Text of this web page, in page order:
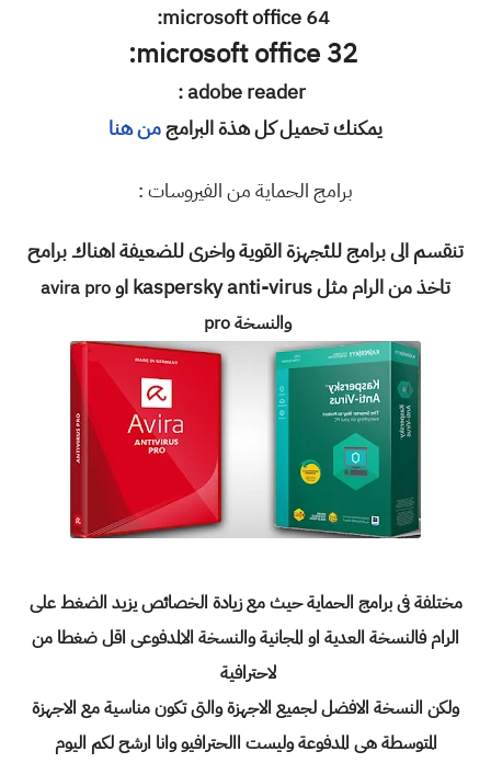
:
32 microsoft office
:
adobe reader
:
يمكنك تحميل كل هذة البرامجمن هنا
برامج الحماية من الفيروسات :
تنقسم الى برامج للئجهزة القوية واخرى للضعيفة اهناك برامح
تاخذ من الرام مثل kaspersky anti-virus او
avira pro
والنسخة pro
مختلفة فى برامج الحماية حيث مع زيادة الخصائص يزيد الضغط على
الرام فالنسخة العدية او المجانية والنسخة الالمدفوعى اقل ضغطا من
لاحترافية
ولكن النسخة الافضل لجميع الاجهزة والتى تكون مناسية مع الاجهزة
المتوسطة هى المدفوعة وليست االحترافيو وانا ارشح لكم اليوم